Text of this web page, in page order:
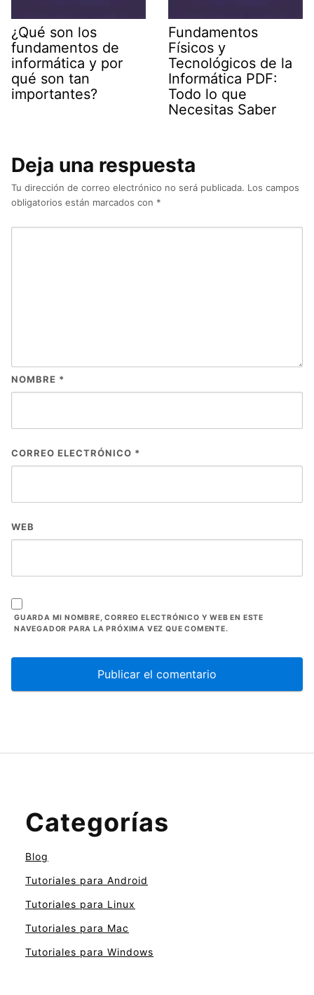
¿Qué son los
fundamentos de
informática y por
qué son tan
importantes?
Fundamentos
Físicos y
Tecnológicos de la
Informática PDF:
Todo lo que
Necesitas Saber
Deja una respuesta
Tu dirección de correo electrónico no será publicada. Los campos
obligatorios están marcados con *
NOMBRE *
CORREO ELECTRÓNICO *
WEB
GUARDA MI NOMBRE, CORREO ELECTRÓNICO Y WEB EN ESTE
NAVEGADOR PARA LA PRÓXIMA VEZ QUE COMENTE.
Categorías
Blog
Tutoriales para Android
Tutoriales para Linux
Tutoriales para Mac
Tutoriales para Windows